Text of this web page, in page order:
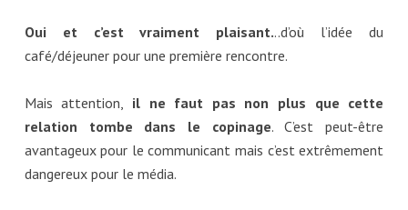
Oui et c’est vraiment plaisant...d’où l’idée du
café/déjeuner pour une première rencontre.
Mais attention, il ne faut pas non plus que cette
relation tombe dans le copinage. C’est peut-être
avantageux pour le communicant mais c’est extrêmement
dangereux pour le média.